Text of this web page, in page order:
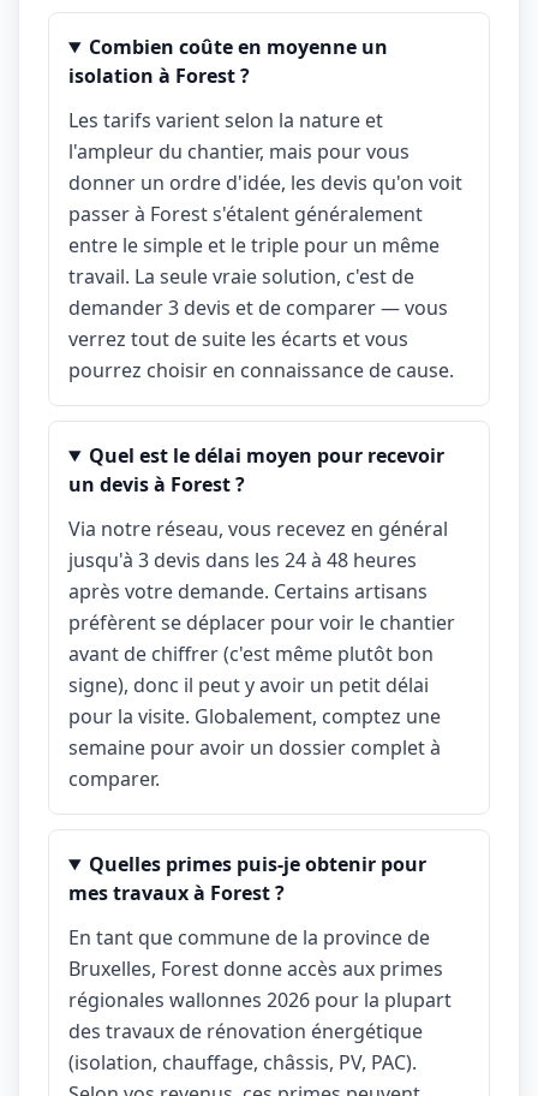
Combien coûte en moyenne un
isolation à Forest ?
Les tarifs varient selon la nature et
l'ampleur du chantier, mais pour vous
donner un ordre d'idée, les devis qu'on voit
passer à Forest s'étalent généralement
entre le simple et le triple pour un même
travail. La seule vraie solution, c'est de
demander 3 devis et de comparer — vous
verrez tout de suite les écarts et vous
pourrez choisir en connaissance de cause.
Quel est le délai moyen pour recevoir
un devis à Forest ?
Via notre réseau, vous recevez en général
jusqu'à 3 devis dans les 24 à 48 heures
après votre demande. Certains artisans
préfèrent se déplacer pour voir le chantier
avant de chiffrer (c'est même plutôt bon
signe), donc il peut y avoir un petit délai
pour la visite. Globalement, comptez une
semaine pour avoir un dossier complet à
comparer.
Quelles primes puis-je obtenir pour
mes travaux à Forest ?
En tant que commune de la province de
Bruxelles, Forest donne accès aux primes
régionales wallonnes 2026 pour la plupart
des travaux de rénovation énergétique
(isolation, chauffage, châssis, PV, PAC).